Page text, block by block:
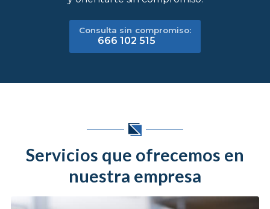
Consulta sin compromiso:
666 102 515
Servicios que ofrecemos en
nuestra empresa